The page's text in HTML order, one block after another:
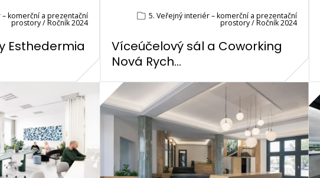
komerční a prezentační
prostory / Ročník 2024
Esthedermia
5. Veřejný interiér – komerční a prezentační
prostory / Ročník 2024
Víceúčelový sál a Coworking
Nová Rych...